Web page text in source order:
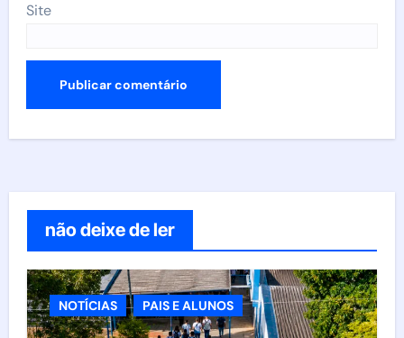
Site
não deixe de ler
NOTÍCIAS PAIS E ALUNOS